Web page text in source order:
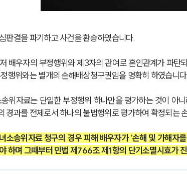
판결을 파기하고 사건을 환송하였습니다.
배우자의 부정행위와 제3자의 관여로 혼인관계가 파탄
행위와는 별개의 손해배상청구권임을 명확히 하였습니다.
위자료는 단일한 부정행위 하나만을 평가하는 것이 아
경과를 전체로서 하나의 불법행위로 평가하여 확정되는
소송위자료 청구의 경우 피해 배우자가 ‘손해 및 가해자
하며 그때부터 민법 제766조 제1항의 단기소멸시효가